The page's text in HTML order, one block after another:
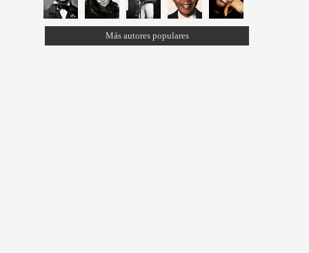
Más autores populares